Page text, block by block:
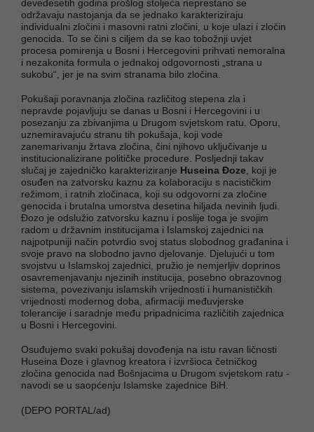
devedesetih godina prošlog stoljeća neprestano se
održavaju nastojanja da se jednako karakteriziraju
individualni zločini i masovni ratni zločini, u koje ulazi i zločin
genocida. To se čini s ciljem da se kao tobožnji uvjet
procesa pomirenja u Bosni i Hercegovini prihvati nemoralna
i nezakonita formula o jednakoj odgovornosti „strana u
sukobu“, jer je na svim stranama bilo zločina.
Pokušaji poravnanja zločina različitog stepena zla i
nepravde pojavljuju se danas u Bosni i Hercegovini i u
posezanju za zbivanjima u Drugom svjetskom ratu. Oporu,
uznemiravajuću stranu tih pokušaja, koji vode
zanemarivanju žrtava zločina, čini njihovo uključivanje u
institucionalizirane političke procedure. Posljednji takav
slučaj je zajedničko karakteriziranje Huseina Đoze , koji je
osuđen na zatvorsku kaznu za kolaboraciju s nacističkim
režimom, i ratnih zločinaca, koji su odgovorni za zločine
genocida i brutalna umorstva desetina hiljada nevinih ljudi.
Đozo je odslužio zatvorsku kaznu i poslije toga je svojim
radom u državnim institucijama i Islamskoj zajednici na
najpotpuniji način potvrdio svoj status slobodnog građanina i
svoje pravo na slobodno javno djelovanje. Djelujući u tom
svojstvu u Islamskoj zajednici, pružio je nemjerljiv doprinos
osavremenjavanju njezinih institucija, posebno obrazovnog
sistema, povezivanju islamskih vrijednosti i humanističkih
vrijednosti modernog doba, afirmaciji međuvjerske
tolerancije i saradnje među pripadnicima različitih zajednica
u Bosni i Hercegovini.
Osuđujemo svaki pokušaj dovođenja na istu ravan ličnosti
Huseina Đoze i glavnog kreatora i izvršioca četničkog
zločina genocida nad Bošnjacima u Drugom svjetskom ratu -
navodi se u saopćenju Islamske zajednice BiH.
(DEPO PORTAL/ad)